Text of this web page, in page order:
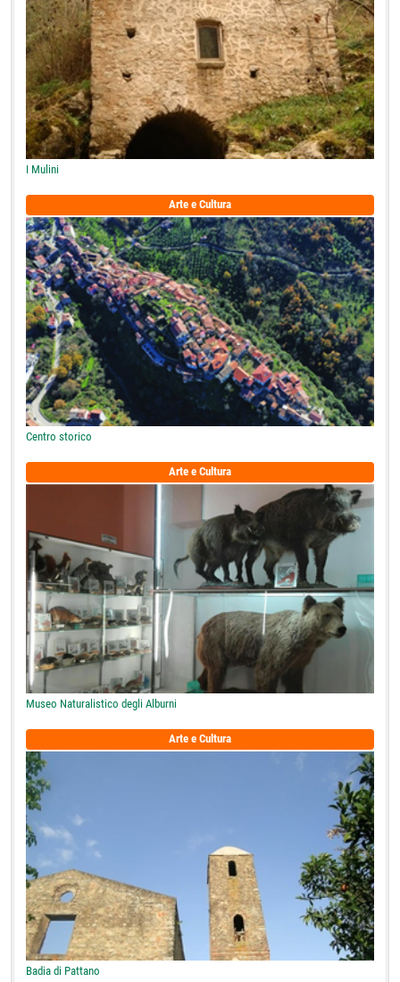
I Mulini
Arte e Cultura
Centro storico
Arte e Cultura
Museo Naturalistico degli Alburni
Arte e Cultura
Badia di Pattano